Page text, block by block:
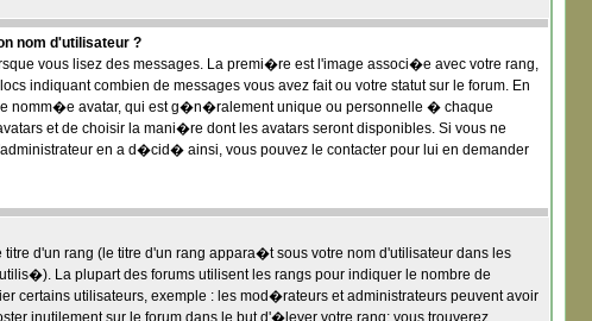
nom d'utilisateur ?
vous lisez des messages. La premi�re est l'image associ�e avec votre rang,
indiquant combien de messages vous avez fait ou votre statut sur le forum. En
nomm�e avatar, qui est g�n�ralement unique ou personnelle � chaque
et de choisir la mani�re dont les avatars seront disponibles. Si vous ne
en a d�cid� ainsi, vous pouvez le contacter pour lui en demander
d'un rang (le titre d'un rang appara�t sous votre nom d'utilisateur dans les
La plupart des forums utilisent les rangs pour indiquer le nombre de
certains utilisateurs, exemple : les mod�rateurs et administrateurs peuvent avoir
inutilement sur le forum dans le but d'�lever votre rang; vous trouverez